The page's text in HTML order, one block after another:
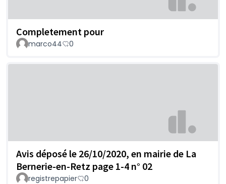
Completement pour
marco44 0
Avis déposé le 26/10/2020, en mairie de La
Bernerie-en-Retz page 1-4 n° 02
registrepapier 0